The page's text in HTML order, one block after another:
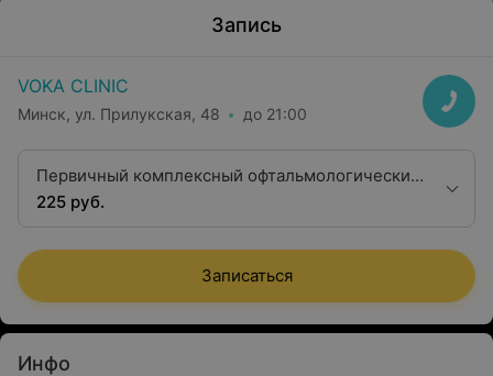
Запись
VOKA CLINIC
Минск, ул. Прилукская, 48 до 21:00
Первичный комплексный офтальмологический
осмотр ПЛЮС с консультацией профессора
225 руб.
Записаться
Инфо